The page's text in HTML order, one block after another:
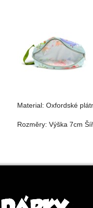
Material: Oxfordské
Rozměry: Výška 7cm